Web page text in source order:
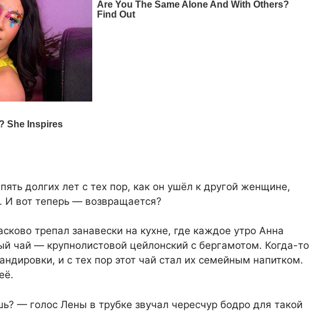
долгих лет с тех пор, как он ушёл к другой женщине,
И вот теперь — возвращается?
трепал занавески на кухне, где каждое утро Анна
чай — крупнолистовой цейлонский с бергамотом. Когда-то
и с тех пор этот чай стал их семейным напитком.
— голос Лены в трубке звучал чересчур бодро для такой